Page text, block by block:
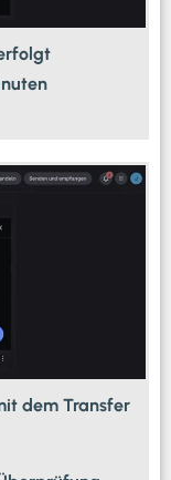
dem Transfer